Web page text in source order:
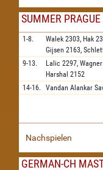
SUMMER
1-8. Walek 2303, Hak
Gijsen 2163,
9-13. Lalic 2297, Wagner
Harshal 2152
14-16. Vandan Alankar
Nachspielen
GERMAN-CH